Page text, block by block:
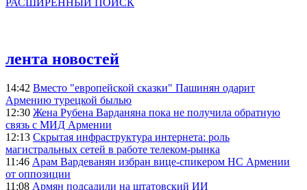
РАСШИРЕННЫЙ ПОИСК
лента новостей
14:42 Вместо "европейской сказки" Пашинян одарит
Армению турецкой былью
12:30 Жена Рубена Варданяна пока не получила обратную
связь с МИД Армении
12:13 Скрытая инфраструктура интернета: роль
магистральных сетей в работе телеком-рынка
11:46 Арам Вардеванян избран вице-спикером НС Армении
от оппозиции
11:08 Армян подсадили на штатовский ИИ